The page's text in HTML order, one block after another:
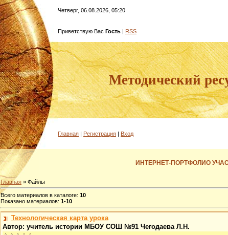
Четверг, 06.08.2026, 05:20
Приветствую Вас Гость | RSS
Методический
Главная | Регистрация | Вход
ИНТЕРНЕТ-ПОРТФОЛИО
Главная » Файлы
Всего материалов в каталоге: 10
Показано материалов: 1-10
Технологическая карта урока
Автор: учитель истории МБОУ СОШ №91 Чегодаева Л.Н.